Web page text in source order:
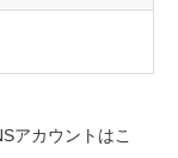
アカウントはこ